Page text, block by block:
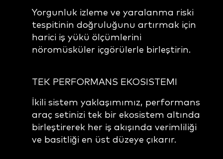
Yorgunluk izleme ve yaralanma riski
tespitinin doğruluğunu artırmak için
harici iş yükü ölçümlerini
nöromüsküler içgörülerle birleştirin.
TEK PERFORMANS EKOSISTEMI
İkili sistem yaklaşımımız, performans
araç setinizi tek bir ekosistem altında
birleştirerek her iş akışında verimliliği
ve basitliği en üst düzeye çıkarır.